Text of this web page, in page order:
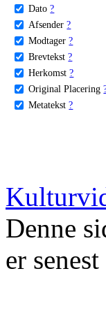
Dato ?
Afsender ?
Modtager ?
Brevtekst ?
Herkomst ?
Original Placering
Metatekst ?
Denne
er